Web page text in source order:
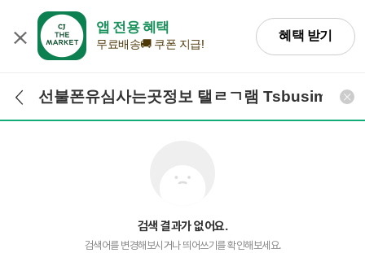
앱 전용 혜택
무료배송🚚 쿠폰 지급!
혜택 받기
검색어 입력 검
검색 결과가 없어요.
검색어를 변경해보시거나 띄어쓰기를 확인해보세요.